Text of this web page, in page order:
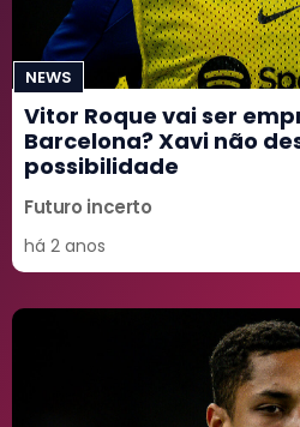
NEWS
Vitor Roque vai ser
Barcelona? Xavi não
possibilidade
Futuro incerto
há 2 anos